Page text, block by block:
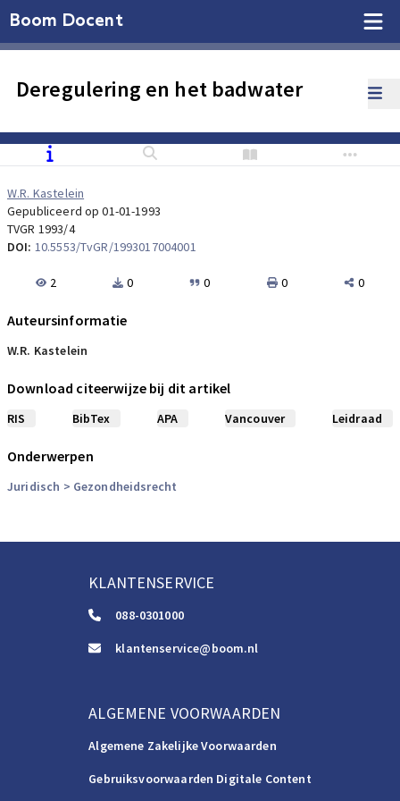
Boom Docent
Deregulering en het badwater
W.R. Kastelein
Gepubliceerd op 01-01-1993
TVGR 1993/4
DOI: 10.5553/TvGR/1993017004001
2 0 0 0 0
Auteursinformatie
W.R. Kastelein
Download citeerwijze bij dit artikel
RIS BibTex APA Vancouver Leidraad
Onderwerpen
Juridisch > Gezondheidsrecht
KLANTENSERVICE
088-0301000
klantenservice@boom.nl
ALGEMENE VOORWAARDEN
Algemene Zakelijke Voorwaarden
Gebruiksvoorwaarden Digitale Content